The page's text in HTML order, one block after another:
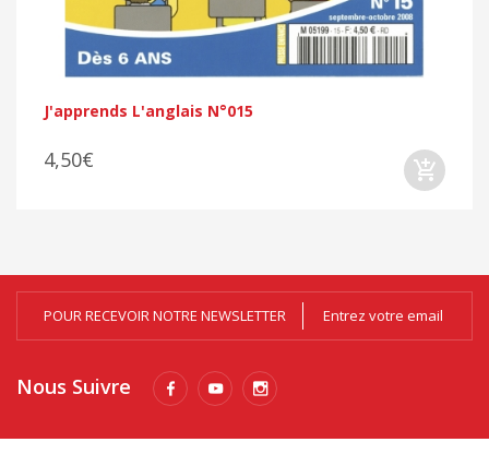
J'apprends L'anglais N°015
4,50€
POUR RECEVOIR NOTRE NEWSLETTER
Nous Suivre